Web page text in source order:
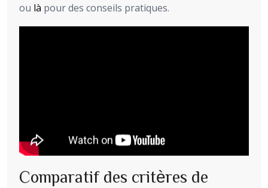
ou là pour des conseils pratiques.
Comparatif des critères de